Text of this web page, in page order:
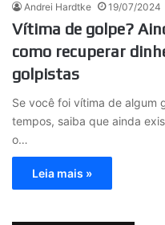
Andrei Hardtke 19/07/2024
Vítima de golpe?
como recuperar
golpistas
Se você foi vítima de algum
tempos, saiba que ainda
o…
Leia mais »